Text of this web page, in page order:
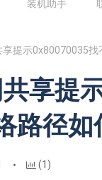
装机助手
提示0x80070035找
享提
径如
(1)